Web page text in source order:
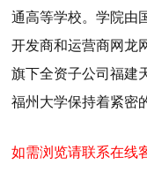
通高等学校。学院由
开发商和运营商网龙
旗下全资子公司福建
福州大学保持着紧密
如需浏览请联系在线